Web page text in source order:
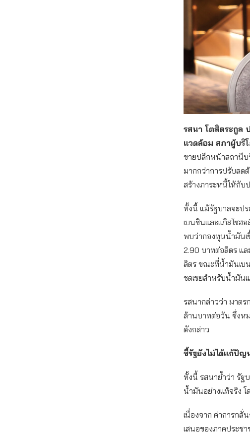
รสนา โตสิตระกูล
แวดล้อม สภาผู้บริ
ขายปลีกหน้าสถานีบริ
มากกว่าการปรับลด
สร้างภาระหนี้ให้กับ
ทั้งนี้ แม้รัฐบาลจะป
เบนซินและแก๊สโซฮ
พบว่ากองทุนน้ำมันเชื้
2.90 บาทต่อลิตร แล
ลิตร ขณะที่น้ำมันเบน
ชดเชยสำหรับน้ำมัน
รสนากล่าวว่า มาต
ล้านบาทต่อวัน ซึ่งห
ดังกล่าว
ชี้รัฐยังไม่ได้แก้ปัญ
ทั้งนี้ รสนาย้ำว่า รัฐ
น้ำมันอย่างแท้จริง โ
เนื่องจาก ค่าการก
เสนอของภาคประช